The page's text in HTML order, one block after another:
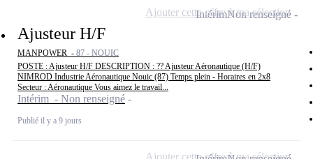
Ajusteur H/F
MANPOWER - 87 - NOUIC
POSTE : Ajusteur H/F DESCRIPTION : ?? Ajusteur Aéronautique (H/F)
NIMROD Industrie Aéronautique Nouic (87) Temps plein - Horaires en 2x8
Secteur : Aéronautique Vous aimez le travail...
Intérim - Non renseigné
Publié il y a 9 jours
IntérimNon renseigné
Ajouter cette offre à ma sélection